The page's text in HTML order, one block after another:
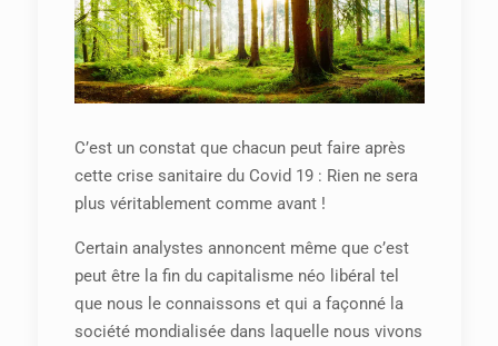
C’est un constat que chacun peut faire après
cette crise sanitaire du Covid 19 : Rien ne sera
plus véritablement comme avant !
Certain analystes annoncent même que c’est
peut être la fin du capitalisme néo libéral tel
que nous le connaissons et qui a façonné la
société mondialisée dans laquelle nous vivons